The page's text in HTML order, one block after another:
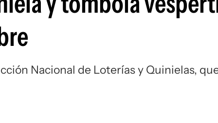
Nacional de Loterías y Quinielas,